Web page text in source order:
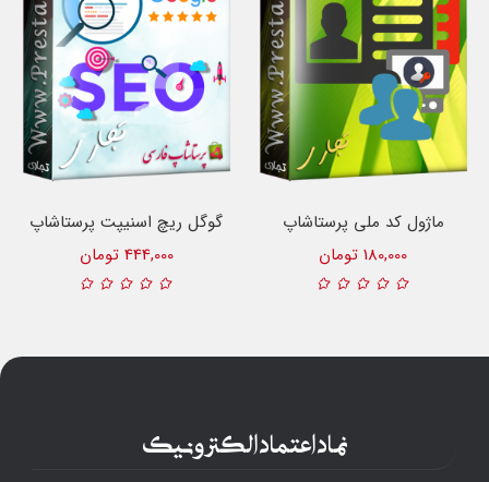
گوگل ریچ اسنیپت پرستاشاپ
444,000 تومان
ماژول کد ملی پرستاشاپ
180,000 تومان
نماد اعتماد الکترونیک